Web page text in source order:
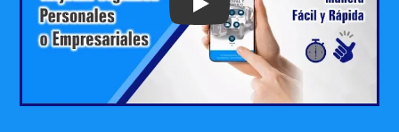
Play: Keynote (Google I/O '18)